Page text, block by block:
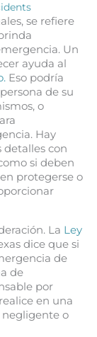
se refiere
Un
ayuda al
Eso podría
de su
o
Hay
detalles con
si deben
protegerse o
La Ley
dice que si
de
de
por
en una
negligente o